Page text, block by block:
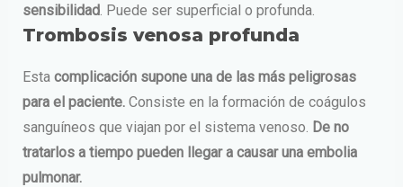
sensibilidad. Puede ser superficial o profunda.
Trombosis venosa profunda
Esta complicación supone una de las más peligrosas
para el paciente.Consiste en la formación de coágulos
sanguíneos que viajan por el sistema venoso. De no
tratarlos a tiempo pueden llegar a causar una embolia
pulmonar.